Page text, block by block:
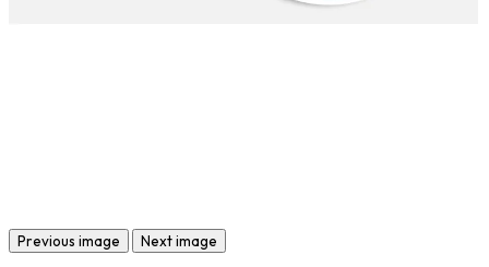
Previous image Next image